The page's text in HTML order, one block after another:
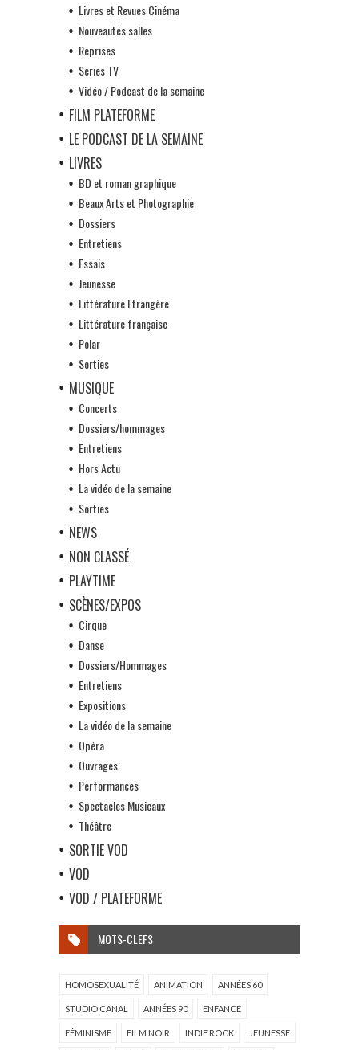
Livres et Revues Cinéma
Nouveautés salles
Reprises
Séries TV
Vidéo / Podcast de la semaine
FILM PLATEFORME
LE PODCAST DE LA SEMAINE
LIVRES
BD et roman graphique
Beaux Arts et Photographie
Dossiers
Entretiens
Essais
Jeunesse
Littérature Etrangère
Littérature française
Polar
Sorties
MUSIQUE
Concerts
Dossiers/hommages
Entretiens
Hors Actu
La vidéo de la semaine
Sorties
NEWS
NON CLASSÉ
PLAYTIME
SCÈNES/EXPOS
Cirque
Danse
Dossiers/Hommages
Entretiens
Expositions
La vidéo de la semaine
Opéra
Ouvrages
Performances
Spectacles Musicaux
Théâtre
SORTIE VOD
VOD
VOD / PLATEFORME
MOTS-CLEFS
HOMOSEXUALITÉ ANIMATION ANNÉES 60
STUDIO CANAL ANNÉES 90 ENFANCE
FÉMINISME FILM NOIR INDIE ROCK JEUNESSE